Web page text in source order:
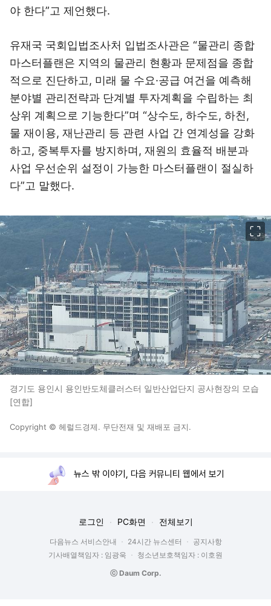
야 한다”고 제언했다.
유재국 국회입법조사처 입법조사관은 “물관리 종합
마스터플랜은 지역의 물관리 현황과 문제점을 종합
적으로 진단하고, 미래 물 수요·공급 여건을 예측해
분야별 관리전략과 단계별 투자계획을 수립하는 최
상위 계획으로 기능한다”며 “상수도, 하수도, 하천,
물 재이용, 재난관리 등 관련 사업 간 연계성을 강화
하고, 중복투자를 방지하며, 재원의 효율적 배분과
사업 우선순위 설정이 가능한 마스터플랜이 절실하
다”고 말했다.
경기도 용인시 용인반도체클러스터 일반산업단지 공사현장의 모습
[연합]
Copyright © 헤럴드경제. 무단전재 및 재배포 금지.
뉴스 밖 이야기, 다음 커뮤니티 웹에서 보기
로그인 PC화면 전체보기
다음뉴스 서비스안내 24시간 뉴스센터
공지사항
기사배열책임자 : 임광욱
청소년보호책임자 : 이호원
ⓒ Daum Corp.